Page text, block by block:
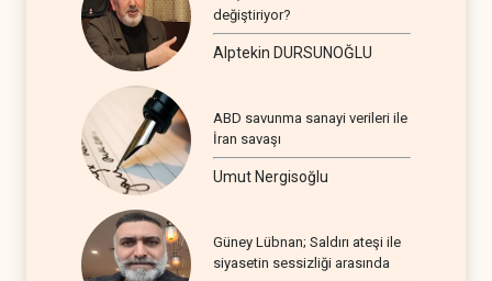
değiştiriyor?
Alptekin DURSUNOĞLU
ABD savunma sanayi verileri ile
İran savaşı
Umut Nergisoğlu
Güney Lübnan; Saldırı ateşi ile
siyasetin sessizliği arasında